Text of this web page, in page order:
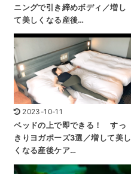
ニングで引き締めボディ／増し
て美しくなる産後…
2023-10-11
ベッドの上で即できる！ すっ
きりヨガポーズ3選／増して美し
くなる産後ケア…